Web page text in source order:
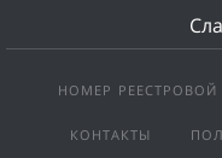
НОМЕР РЕЕСТРОВОЙ
КОНТАКТЫ